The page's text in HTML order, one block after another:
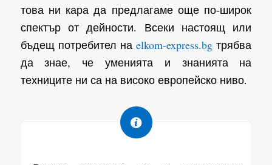
това ни кара да предлагаме още по-широк
спектър от дейности. Всеки настоящ или
бъдещ потребител наelkom-express.bg трябва
да знае, че уменията и знанията на
техниците ни са на високо европейско ниво.